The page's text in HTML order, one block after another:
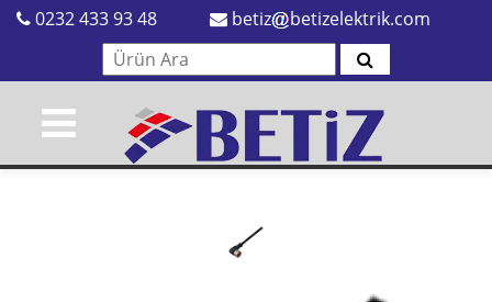
0232 433 93 48 betiz betizelektrik.com